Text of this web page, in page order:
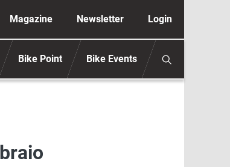
anonimo
Magazine Newsletter Login
Bike Point Bike Events